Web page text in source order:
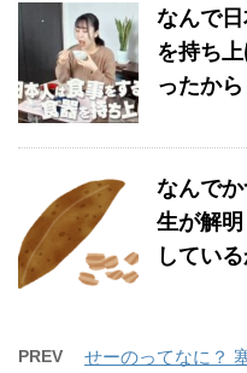
なんで
を持ち
ったから
なんで
生が解
してい
PREV せーのってなに？